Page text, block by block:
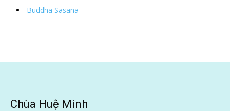
Buddha Sasana
Chùa Huệ Minh